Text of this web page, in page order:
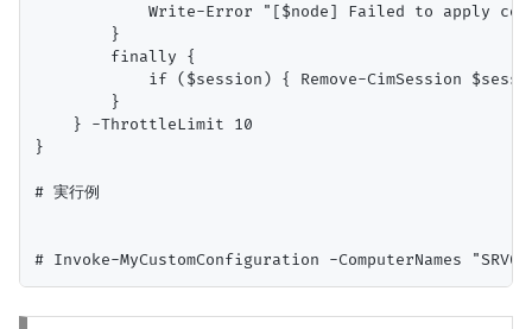
Write-Error "[$node] Failed to apply
        }
        finally {
if ($session) { Remove-CimSession
        }
    } -ThrottleLimit 10
}
# 実行例